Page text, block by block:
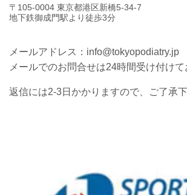
〒105-0004 東京都港区新橋5-34-7
地下鉄御成門駅より徒歩3分
メールアドレス：info@tokyopodiatry.jp
メールでのお問合せは24時間受け付けて
返信には2-3日かかりますので、ご了承下